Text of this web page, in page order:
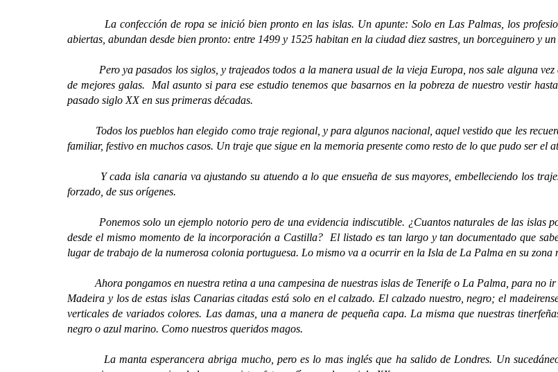
La confección de ropa se inició bien pronto en las islas. Un apunte: Solo en Las Palmas, los
abiertas, abundan desde bien pronto: entre 1499 y 1525 habitan en la ciudad diez sastres, un borceguinero y un
Pero ya pasados los siglos, y trajeados todos a la manera usual de la vieja Europa, nos sale alguna vez
de mejores galas. Mal asunto si para ese estudio tenemos que basarnos en la pobreza de nuestro vestir
pasado siglo XX en sus primeras décadas.
Todos los pueblos han elegido como traje regional, y para algunos nacional, aquel vestido que les
familiar, festivo en muchos casos. Un traje que sigue en la memoria presente como resto de lo que pudo ser
Y cada isla canaria va ajustando su atuendo a lo que ensueña de sus mayores, embelleciendo los
forzado, de sus orígenes.
Ponemos solo un ejemplo notorio pero de una evidencia indiscutible. ¿Cuantos naturales de las islas
desde el mismo momento de la incorporación a Castilla? El listado es tan largo y tan documentado que
lugar de trabajo de la numerosa colonia portuguesa. Lo mismo va a ocurrir en la Isla de La Palma en su zona
Ahora pongamos en nuestra retina a una campesina de nuestras islas de Tenerife o La Palma, para no ir
Madeira y los de estas islas Canarias citadas está solo en el calzado. El calzado nuestro, negro; el
verticales de variados colores. Las damas, una a manera de pequeña capa. La misma que nuestras
negro o azul marino. Como nuestros queridos magos.
La manta esperancera abriga mucho, pero es lo mas inglés que ha salido de Londres. Un